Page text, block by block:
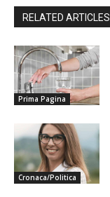
RELATED ARTICLES
Prima Pagina
Cronaca/Politica